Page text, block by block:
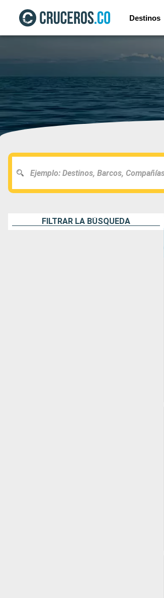
Destinos
FILTRAR LA BÚSQUEDA